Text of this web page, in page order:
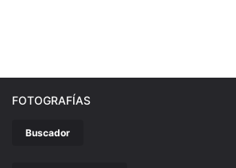
FOTOGRAFÍAS
Buscador